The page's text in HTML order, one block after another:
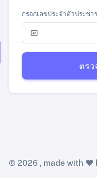
กรอกเลขประจำตัวประชา
ตร
© 2026 , made with ❤️